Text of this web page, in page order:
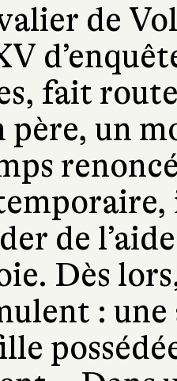
de
fait
père, un
de
Dès
: